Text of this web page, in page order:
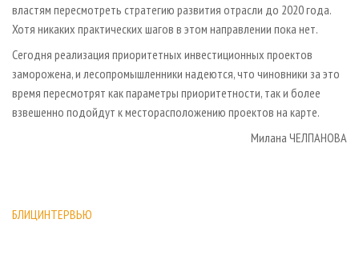
властям пересмотреть стратегию развития отрасли до 2020 года.
Хотя никаких практических шагов в этом направлении пока нет.
Сегодня реализация приоритетных инвестиционных проектов
заморожена, и лесопромышленники надеются, что чиновники за это
время пересмотрят как параметры приоритетности, так и более
взвешенно подойдут к месторасположению проектов на карте.
Милана ЧЕЛПАНОВА
БЛИЦИНТЕРВЬЮ